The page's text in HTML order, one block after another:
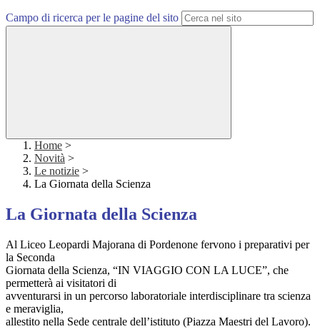
Campo di ricerca per le pagine del sito
Home >
Novità >
Le notizie >
La Giornata della Scienza
La Giornata della Scienza
Al Liceo Leopardi Majorana di Pordenone fervono i preparativi per
la Seconda
Giornata della Scienza, “IN VIAGGIO CON LA LUCE”, che
permetterà ai visitatori di
avventurarsi in un percorso laboratoriale interdisciplinare tra scienza
e meraviglia,
allestito nella Sede centrale dell’istituto (Piazza Maestri del Lavoro).